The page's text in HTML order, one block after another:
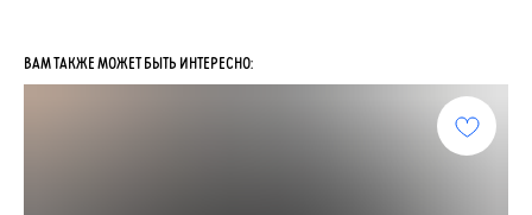
ВАМ ТАКЖЕ МОЖЕТ БЫТЬ ИНТЕРЕСНО: